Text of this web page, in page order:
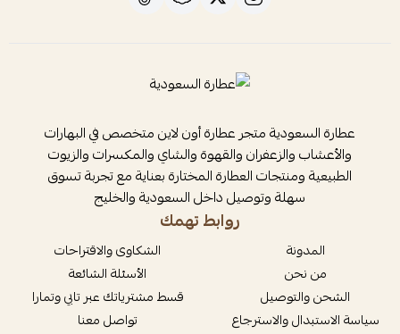
عطارة السعودية متجر عطارة أون لاين متخصص في البهارات
والأعشاب والزعفران والقهوة والشاي والمكسرات والزيوت
الطبيعية ومنتجات العطارة المختارة بعناية مع تجربة تسوق
سهلة وتوصيل داخل السعودية والخليج
روابط تهمك
المدونة
من نحن
الشحن والتوصيل
سياسة الاستبدال والاسترجاع
الشكاوى والاقتراحات
الأسئلة الشائعة
قسط مشترياتك عبر تابي وتمارا
تواصل معنا